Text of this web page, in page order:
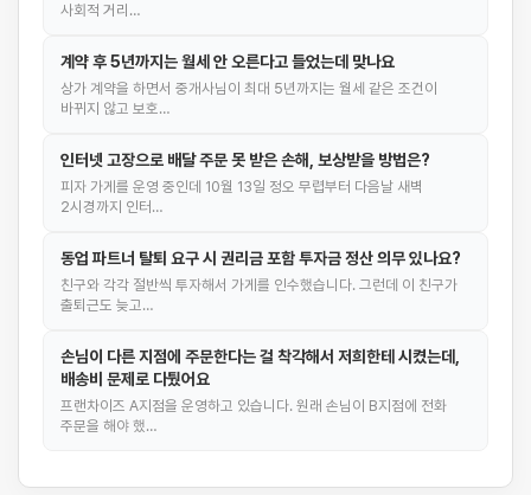
사회적 거리…
계약 후 5년까지는 월세 안 오른다고 들었는데 맞나요
상가 계약을 하면서 중개사님이 최대 5년까지는 월세 같은 조건이
바뀌지 않고 보호…
인터넷 고장으로 배달 주문 못 받은 손해, 보상받을 방법은?
피자 가게를 운영 중인데 10월 13일 정오 무렵부터 다음날 새벽
2시경까지 인터…
동업 파트너 탈퇴 요구 시 권리금 포함 투자금 정산 의무 있나요?
친구와 각각 절반씩 투자해서 가게를 인수했습니다. 그런데 이 친구가
출퇴근도 늦고…
손님이 다른 지점에 주문한다는 걸 착각해서 저희한테 시켰는데,
배송비 문제로 다퉜어요
프랜차이즈 A지점을 운영하고 있습니다. 원래 손님이 B지점에 전화
주문을 해야 했…